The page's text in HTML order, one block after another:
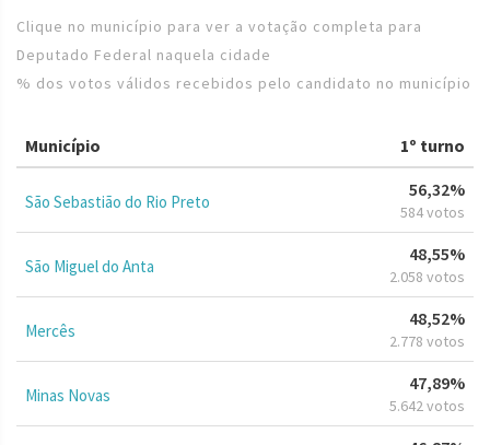
Clique no município para ver a votação completa para
Deputado Federal naquela cidade
% dos votos válidos recebidos pelo candidato no município
Município 1º turno
São Sebastião do Rio Preto
56,32%
584 votos
São Miguel do Anta
48,55%
2.058 votos
Mercês
48,52%
2.778 votos
Minas Novas
47,89%
5.642 votos